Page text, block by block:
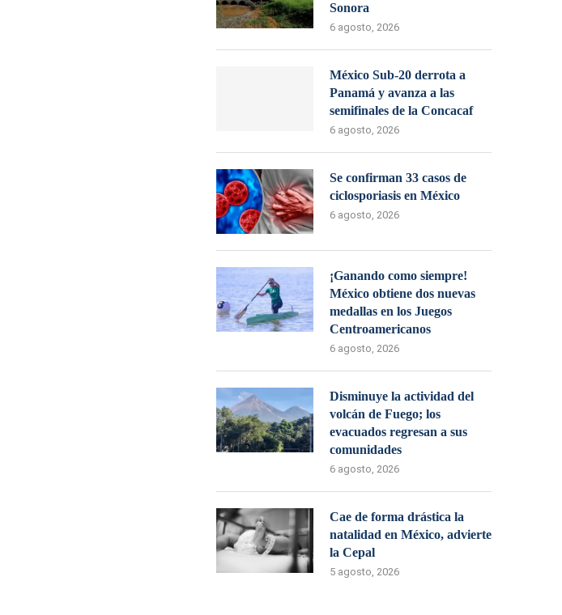
Sonora
6 agosto, 2026
México Sub-20 derrota a
Panamá y avanza a las
semifinales de la Concacaf
6 agosto, 2026
Se confirman 33 casos de
ciclosporiasis en México
6 agosto, 2026
¡Ganando como siempre!
México obtiene dos nuevas
medallas en los Juegos
Centroamericanos
6 agosto, 2026
Disminuye la actividad del
volcán de Fuego; los
evacuados regresan a sus
comunidades
6 agosto, 2026
Cae de forma drástica la
natalidad en México, advierte
la Cepal
5 agosto, 2026